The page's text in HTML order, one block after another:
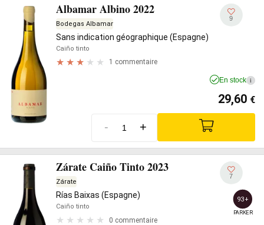
Albamar Albino 2022
Bodegas Albamar
Sans indication géographique (Espagne)
Caiño tinto
1 commentaire
9
En stock i
29,60 €
- +
Zárate Caiño Tinto 2023
Zárate
Rías Baixas (Espagne)
Caiño tinto
0 commentaire
7
93+
PARKER